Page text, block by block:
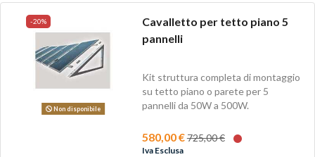
-20%
Non disponibile
Cavalletto per tetto piano 5
pannelli
Kit struttura completa di montaggio
su tetto piano o parete per 5
pannelli da 50W a 500W.
580,00 €725,00 €
Iva Esclusa